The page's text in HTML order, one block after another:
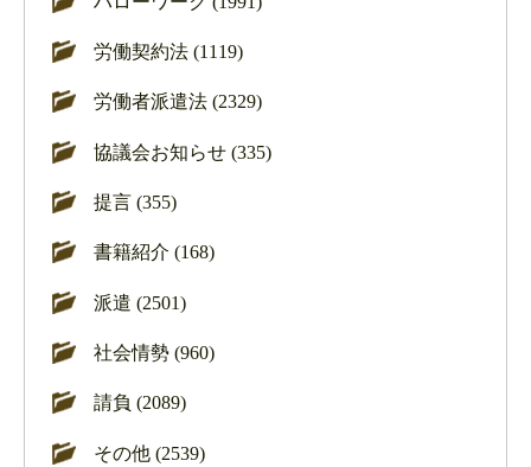
労働契約法 (1119)
労働者派遣法 (2329)
協議会お知らせ (335)
提言 (355)
書籍紹介 (168)
派遣 (2501)
社会情勢 (960)
請負 (2089)
その他 (2539)